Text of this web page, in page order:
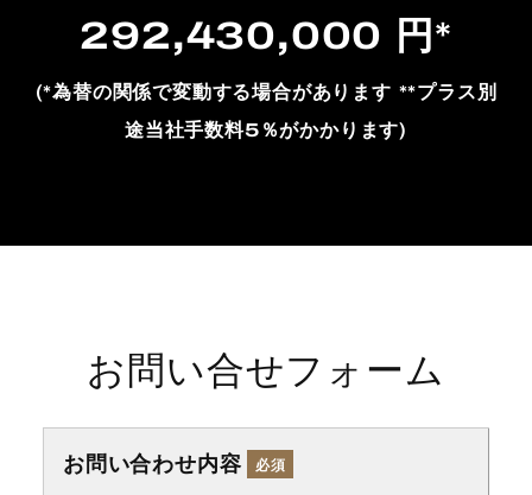
292,430,000 円*
(*為替の関係で変動する場合があります **プラス別
途当社手数料5％がかかります)
お問い合せフォーム
お問い合わせ内容 必須